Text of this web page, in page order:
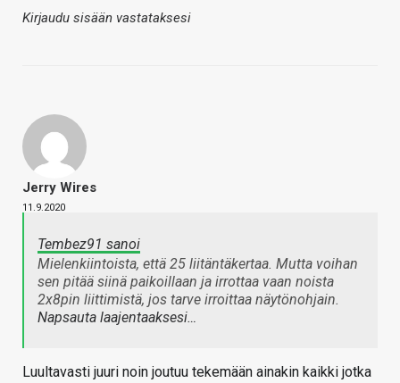
Kirjaudu sisään vastataksesi
Jerry Wires
11.9.2020
Tembez91 sanoi
Mielenkiintoista, että 25 liitäntäkertaa. Mutta voihan
sen pitää siinä paikoillaan ja irrottaa vaan noista
2x8pin liittimistä, jos tarve irroittaa näytönohjain.
Napsauta laajentaaksesi…
Luultavasti juuri noin joutuu tekemään ainakin kaikki jotka